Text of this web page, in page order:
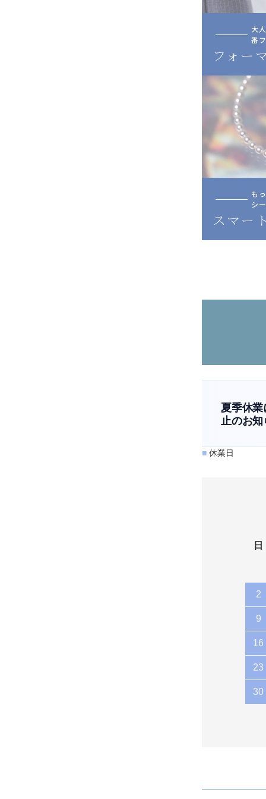
大
番
フォー
も
シ
スマー
夏季休
止のお
■ 休業日
日
2
9
16
23
30